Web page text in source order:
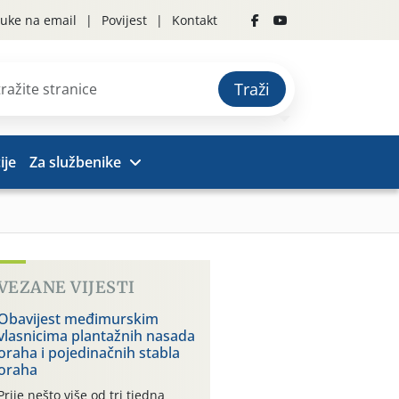
na email Povijest Kontakt
Traži
Za službenike
VIJESTI
međimurskim
plantažnih nasada
i pojedinačnih stabla
nešto više od tri tjedna